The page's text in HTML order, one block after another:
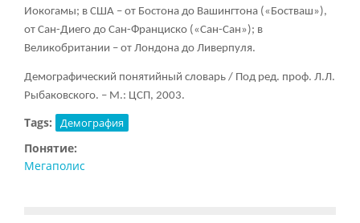
Иокогамы; в США – от Бостона до Вашингтона («Бостваш»),
от Сан-Диего до Сан-Франциско («Сан-Сан»); в
Великобритании – от Лондона до Ливерпуля.
Демографический понятийный словарь / Под ред. проф. Л.Л.
Рыбаковского. – М.: ЦСП, 2003.
Tags: Демография
Понятие:
Мегаполис